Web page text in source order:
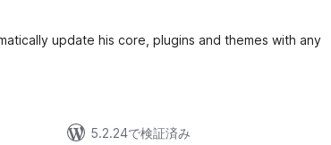
update his core, plugins and themes with any
5.2.24で検証済み